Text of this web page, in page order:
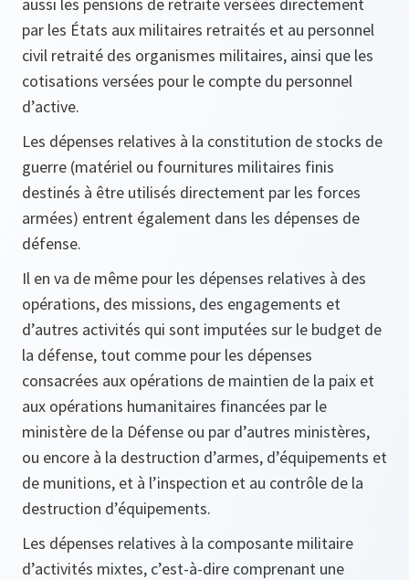
par les États aux militaires retraités et au personnel
civil retraité des organismes militaires, ainsi que les
cotisations versées pour le compte du personnel
d’active.
Les dépenses relatives à la constitution de stocks de
guerre (matériel ou fournitures militaires finis
destinés à être utilisés directement par les forces
armées) entrent également dans les dépenses de
défense.
Il en va de même pour les dépenses relatives à des
opérations, des missions, des engagements et
d’autres activités qui sont imputées sur le budget de
la défense, tout comme pour les dépenses
consacrées aux opérations de maintien de la paix et
aux opérations humanitaires financées par le
ministère de la Défense ou par d’autres ministères,
ou encore à la destruction d’armes, d’équipements et
de munitions, et à l’inspection et au contrôle de la
destruction d’équipements.
Les dépenses relatives à la composante militaire
d’activités mixtes, c’est-à-dire comprenant une